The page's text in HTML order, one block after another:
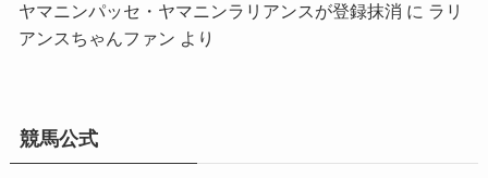
ヤマニンパッセ・ヤマニンラリアンスが登録抹消 に ラリ
アンスちゃんファン より
競馬公式